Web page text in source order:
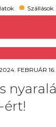
Szállások
FEBRUÁR
ért!